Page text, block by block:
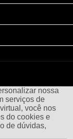
nossa
serviços de
você nos
do cookies e
de dúvidas,